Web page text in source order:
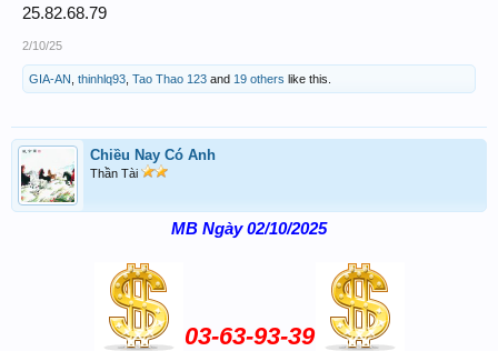
25.82.68.79
2/10/25
GIA-AN thinhlq93 Tao Thao 123 and 19 others like this.
Chiều Nay Có Anh
Thần Tài
MB Ngày 02/10/2025
03-63-93-39